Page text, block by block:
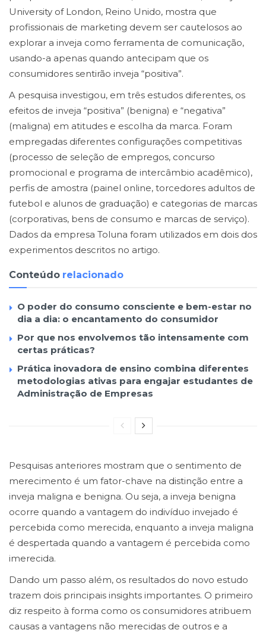
University of London, Reino Unido, mostra que
profissionais de marketing devem ser cautelosos ao
explorar a inveja como ferramenta de comunicação,
usando-a apenas quando antecipam que os
consumidores sentirão inveja “positiva”.
A pesquisa investigou, em três estudos diferentes, os
efeitos de inveja “positiva” (benigna) e “negativa”
(maligna) em atitudes e escolha da marca. Foram
empregadas diferentes configurações competitivas
(processo de seleção de empregos, concurso
promocional e programa de intercâmbio acadêmico),
perfis de amostra (painel online, torcedores adultos de
futebol e alunos de graduação) e categorias de marcas
(corporativas, bens de consumo e marcas de serviço).
Dados da empresa Toluna foram utilizados em dois dos
experimentos descritos no artigo.
Conteúdo relacionado
O poder do consumo consciente e bem-estar no
dia a dia: o encantamento do consumidor
Por que nos envolvemos tão intensamente com
certas práticas?
Prática inovadora de ensino combina diferentes
metodologias ativas para engajar estudantes de
Administração de Empresas
Pesquisas anteriores mostram que o sentimento de
merecimento é um fator-chave na distinção entre a
inveja maligna e benigna. Ou seja, a inveja benigna
ocorre quando a vantagem do indivíduo invejado é
percebida como merecida, enquanto a inveja maligna
é despertada quando a vantagem é percebida como
imerecida.
Dando um passo além, os resultados do novo estudo
trazem dois principais insights importantes. O primeiro
diz respeito à forma como os consumidores atribuem
causas a vantagens não merecidas de outros e a